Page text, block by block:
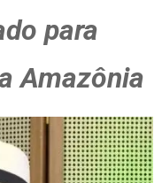
para
Amazônia